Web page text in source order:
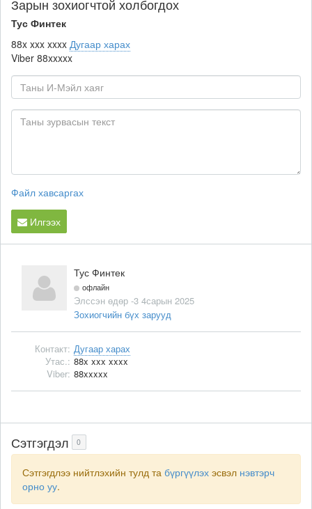
Зарын зохиогчтой холбогдох
Тус Финтек
88x xxx xxxx Дугаар харах
Viber 88xxxxx
Файл хавсаргах
Илгээх
Тус Финтек
офлайн
Элссэн өдөр -3 4сарын 2025
Зохиогчийн бүх зарууд
Контакт: Дугаар харах
Утас.: 88x xxx xxxx
Viber: 88xxxxx
Сэтгэгдэл 0
Сэтгэгдлээ нийтлэхийн тулд та бүргүүлэх эсвэл нэвтэрч
орно уу.